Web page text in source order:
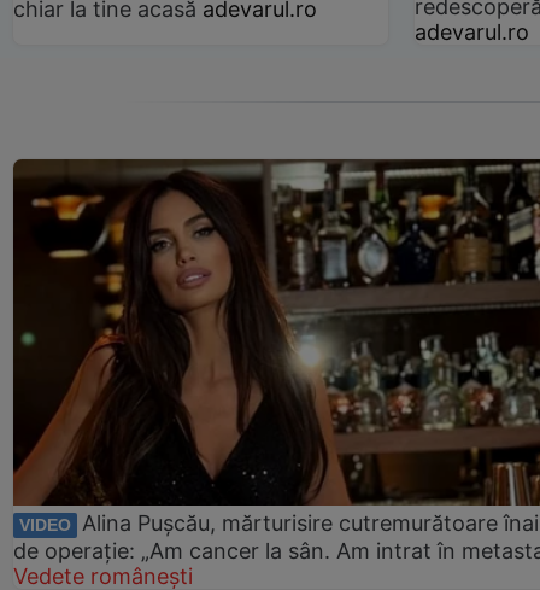
chiar la tine acasă adevarul.ro
adevarul.ro
VIDEO Alina Pușcău, mărturisire cutremurătoare
de operație: „Am cancer la sân. Am intrat în
Vedete românești